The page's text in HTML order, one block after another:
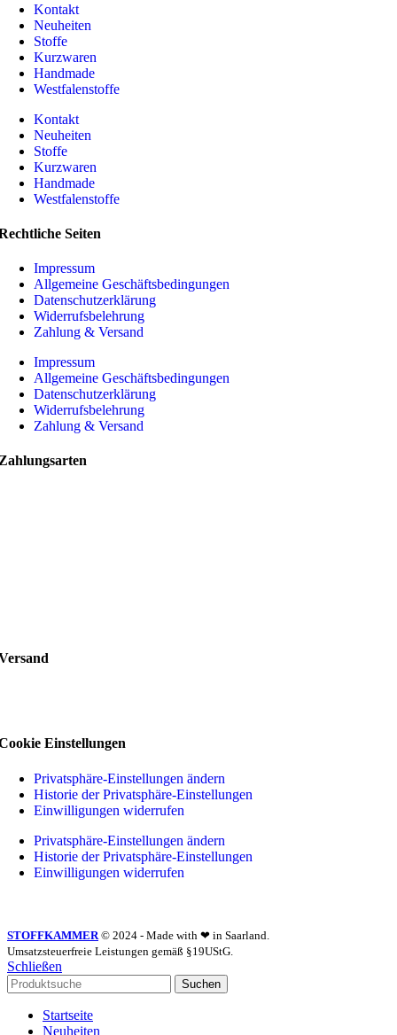
Kontakt
Neuheiten
Stoffe
Kurzwaren
Handmade
Westfalenstoffe
Kontakt
Neuheiten
Stoffe
Kurzwaren
Handmade
Westfalenstoffe
Seiten
Impressum
Allgemeine Geschäftsbedingungen
Datenschutzerklärung
Widerrufsbelehrung
Zahlung & Versand
Impressum
Allgemeine Geschäftsbedingungen
Datenschutzerklärung
Widerrufsbelehrung
Zahlung & Versand
Einstellungen
Privatsphäre-Einstellungen ändern
Historie der Privatsphäre-Einstellungen
Einwilligungen widerrufen
Privatsphäre-Einstellungen ändern
Historie der Privatsphäre-Einstellungen
Einwilligungen widerrufen
STOFFKAMMER © 2024 - Made with ❤ in Saarland.
Umsatzsteuerfreie Leistungen gemäß §19UStG.
Schließen
Suchen
Startseite
Neuheiten